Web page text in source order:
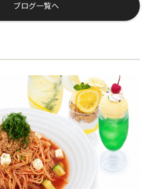
ブログ一覧へ